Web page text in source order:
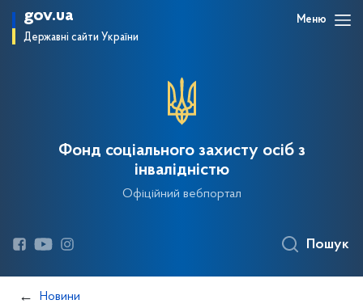
gov.ua
Державні сайти України
Меню
Фонд соціального захисту осіб з
інвалідністю
Офіційний вебпортал
Пошук
Новини